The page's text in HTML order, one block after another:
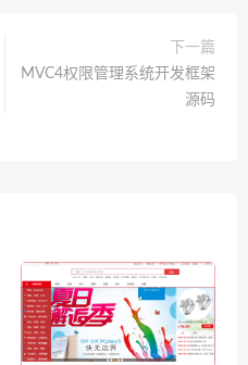
下一篇
MVC4权限管理系统开发框架
源码